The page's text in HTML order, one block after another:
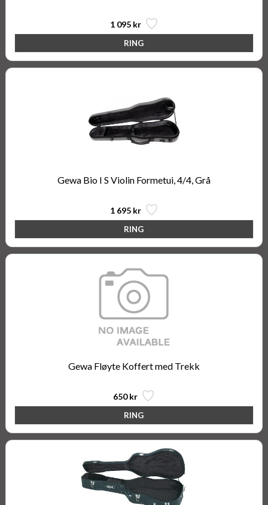
1 095 kr
Gewa Bio I S Violin Formetui, 4/4, Grå
1 695 kr
Gewa Fløyte Koffert med Trekk
650 kr